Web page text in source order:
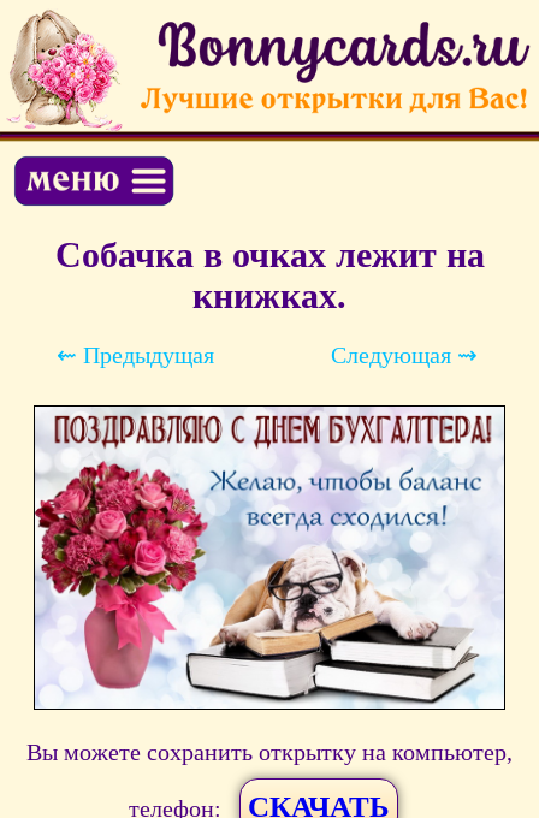
Собачка в очках лежит на
книжках.
⇜ Предыдущая Следующая ⇝
Вы можете сохранить открытку на компьютер,
телефон: СКАЧАТЬ